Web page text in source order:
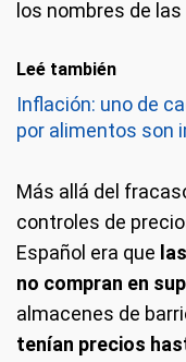
los nombres de
Leé también
Inflación: uno de
por alimentos son
Más allá del
controles de
Español era que
no compran en
almacenes de
tenían precios